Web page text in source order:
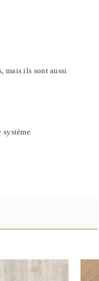
mais ils sont aussi
système